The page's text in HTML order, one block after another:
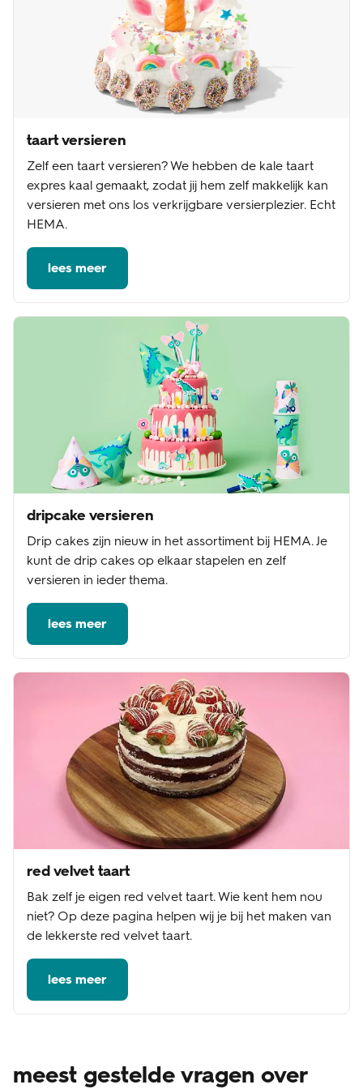
taart versieren
Zelf een taart versieren? We hebben de kale taart
expres kaal gemaakt, zodat jij hem zelf makkelijk kan
versieren met ons los verkrijgbare versierplezier. Echt
HEMA.
lees meer
dripcake versieren
Drip cakes zijn nieuw in het assortiment bij HEMA. Je
kunt de drip cakes op elkaar stapelen en zelf
versieren in ieder thema.
lees meer
red velvet taart
Bak zelf je eigen red velvet taart. Wie kent hem nou
niet? Op deze pagina helpen wij je bij het maken van
de lekkerste red velvet taart.
lees meer
meest gestelde vragen over